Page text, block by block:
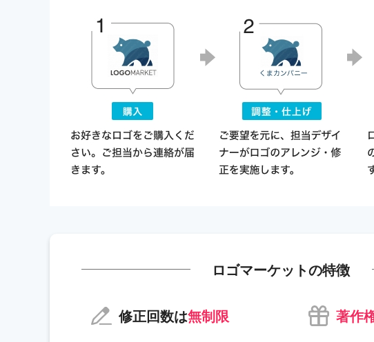
ロゴマーケットの特徴
修正回数は無制限
著作